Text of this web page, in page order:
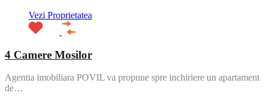
Vezi Proprietatea
4 Camere Mosilor
Agentia imobiliara POVIL va propune spre inchiriere un apartament
de…